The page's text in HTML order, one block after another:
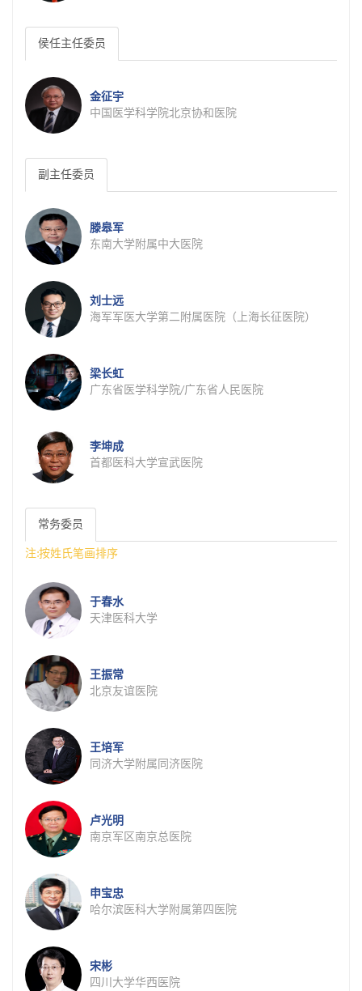
侯任主任委员
金征宇
中国医学科学院北京协和医院
副主任委员
滕皋军
东南大学附属中大医院
刘士远
海军军医大学第二附属医院（上海长征医院）
梁长虹
广东省医学科学院/广东省人民医院
李坤成
首都医科大学宣武医院
常务委员
注:按姓氏笔画排序
于春水
天津医科大学
王振常
北京友谊医院
王培军
同济大学附属同济医院
卢光明
南京军区南京总医院
申宝忠
哈尔滨医科大学附属第四医院
宋彬
四川大学华西医院